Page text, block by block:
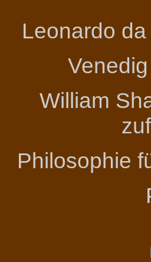
Leonardo da
William
Philosophie